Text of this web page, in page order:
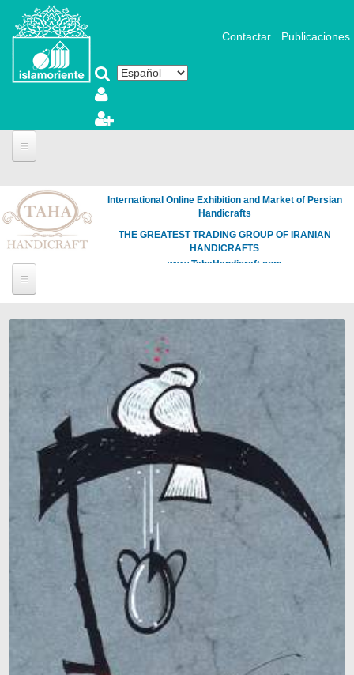
Pasar al contenido principal
Contactar Publicaciones
International Online Exhibition and Market of Persian
Handicrafts
THE GREATEST TRADING GROUP OF IRANIAN
HANDICRAFTS
www.TahaHandicraft.com
Páginas